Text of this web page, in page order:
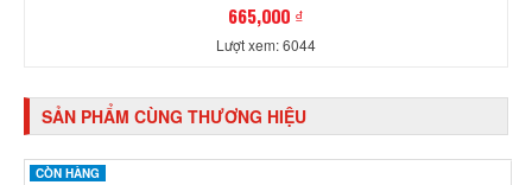
665,000 ₫
Lượt xem: 6044
SẢN PHẨM CÙNG THƯƠNG HIỆU
CÒN HÀNG